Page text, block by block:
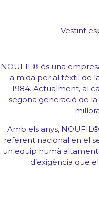
Vestint
NOUFIL® és una
a mida per al tèxtil de
1984. Actualment, al
segona generació de
Amb els anys,
referent nacional en el
un equip humà altament
d’exigència que